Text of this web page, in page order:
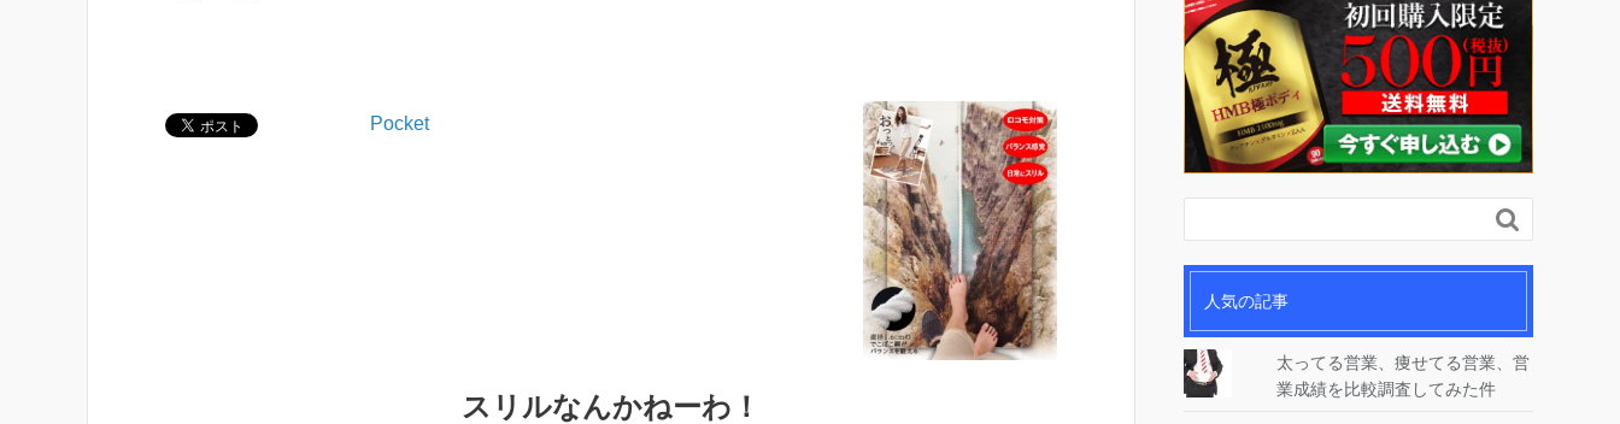
Pocket
スリルなんかねーわ！

人気の記事
太ってる営業、痩せてる営業、営
業成績を比較調査してみた件